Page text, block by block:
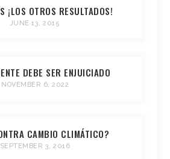
¡LOS OTROS RESULTADOS!
JUNE 13, 2015
DEBE SER ENJUICIADO
NOVEMBER 6, 2022
CAMBIO CLIMÁTICO?
SEPTEMBER 3, 2016